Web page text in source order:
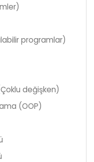
programlar)
değişken)
(OOP)